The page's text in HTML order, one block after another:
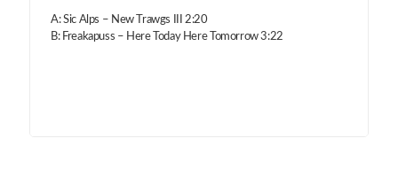
A: Sic Alps – New Trawgs III 2:20
B: Freakapuss – Here Today Here Tomorrow 3:22